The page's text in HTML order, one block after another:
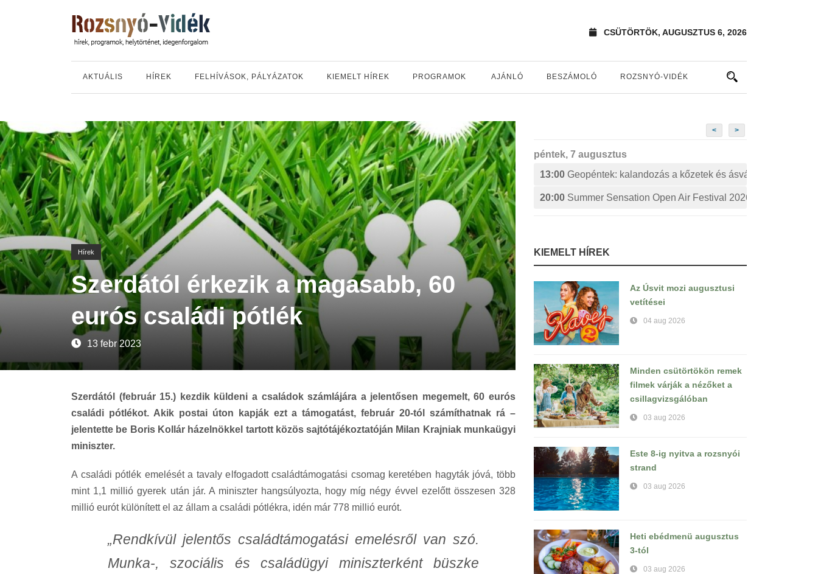
CSÜTÖRTÖK, AUGUSZTUS 6, 2026
AKTUÁLIS HÍREK FELHÍVÁSOK, PÁLYÁZATOK KIEMELT HÍREK PROGRAMOK AJÁNLÓ BESZÁMOLÓ ROZSNYÓ-VIDÉK
Hírek
Szerdától érkezik a magasabb, 60
eurós családi pótlék
13 febr 2023
Szerdától (február 15.) kezdik küldeni a családok számlájára a jelentősen megemelt, 60 eurós
családi pótlékot. Akik postai úton kapják ezt a támogatást, február 20-tól számíthatnak rá –
jelentette be Boris Kollár házelnökkel tartott közös sajtótájékoztatóján Milan Krajniak munkaügyi
miniszter.
A családi pótlék emelését a tavaly elfogadott családtámogatási csomag keretében hagyták jóvá, több
mint 1,1 millió gyerek után jár. A miniszter hangsúlyozta, hogy míg négy évvel ezelőtt összesen 328
millió eurót különített el az állam a családi pótlékra, idén már 778 millió eurót.
„Rendkívül jelentős családtámogatási emelésről van szó.
Munka-, szociális és családügyi miniszterként büszke
< >
péntek, 7 augusztus
13:00 Geopéntek: kalandozás a kőzetek és ásványok izgalmas
20:00 Summer Sensation Open Air Festival 2026:
KIEMELT HÍREK
Az Úsvit mozi augusztusi
vetítései
04 aug 2026
Minden csütörtökön remek
filmek várják a nézőket a
csillagvizsgálóban
03 aug 2026
Este 8-ig nyitva a rozsnyói
strand
03 aug 2026
Heti ebédmenü augusztus
3-tól
03 aug 2026